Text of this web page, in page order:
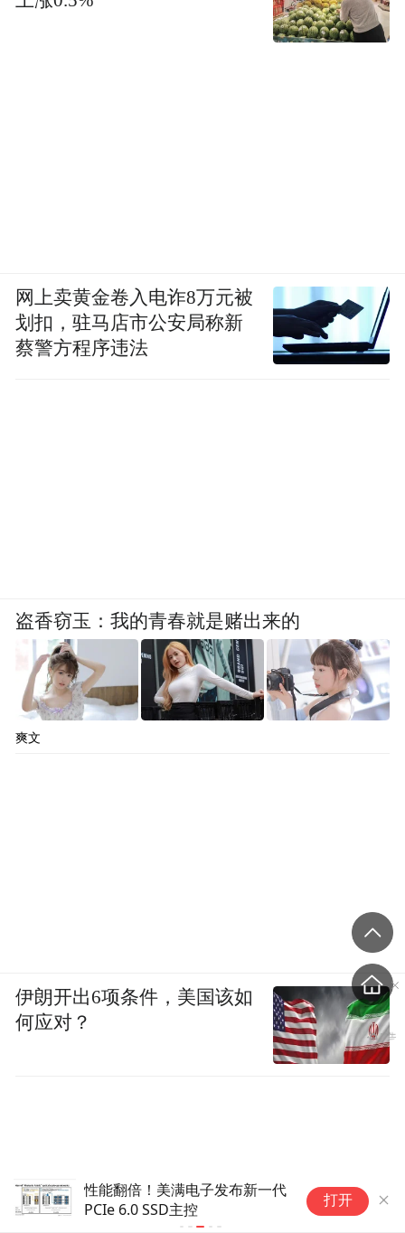
西部数据：正与客户磋商直到
2031年的长期协议
打开
网上卖黄金卷入电诈8万元被
划扣，驻马店市公安局称新
蔡警方程序违法
盗香窃玉：我的青春就是赌出来的
爽文
伊朗开出6项条件，美国该如
何应对？